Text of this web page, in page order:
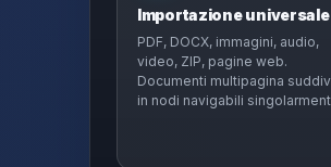
Importazione universale
PDF, DOCX, immagini, audio,
video, ZIP, pagine web.
Documenti multipagina
in nodi navigabili